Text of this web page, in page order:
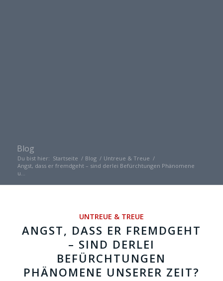
Blog
Du bist hier: Startseite / Blog / Untreue & Treue /
Angst, dass er fremdgeht – sind derlei Befürchtungen Phänomene
u...
UNTREUE & TREUE
ANGST, DASS ER FREMDGEHT
– SIND DERLEI
BEFÜRCHTUNGEN
PHÄNOMENE UNSERER ZEIT?